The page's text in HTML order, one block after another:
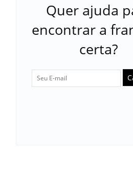
Quer ajuda
encontrar a
certa?